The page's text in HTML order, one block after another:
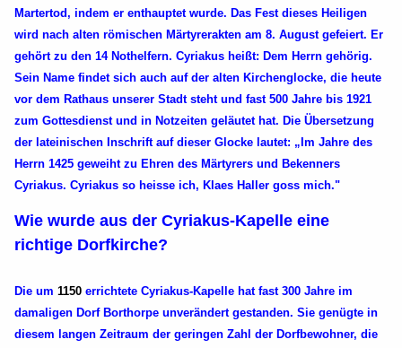
Martertod, indem er enthauptet wurde. Das Fest dieses Heiligen
wird nach alten römischen Märtyrerakten am 8. August gefeiert. Er
gehört zu den 14 Nothelfern. Cyriakus heißt: Dem Herrn gehörig.
Sein Name findet sich auch auf der alten Kirchenglocke, die heute
vor dem Rathaus unserer Stadt steht und fast 500 Jahre bis 1921
zum Gottesdienst und in Notzeiten geläutet hat. Die Übersetzung
der lateinischen Inschrift auf dieser Glocke lautet: „Im Jahre des
Herrn 1425 geweiht zu Ehren des Märtyrers und Bekenners
Cyriakus. Cyriakus so heisse ich, Klaes Haller goss mich."
Wie wurde aus der Cyriakus-Kapelle eine
richtige Dorfkirche?
Die um 1150 errichtete Cyriakus-Kapelle hat fast 300 Jahre im
damaligen Dorf Borthorpe unverändert gestanden. Sie genügte in
diesem langen Zeitraum der geringen Zahl der Dorfbewohner, die